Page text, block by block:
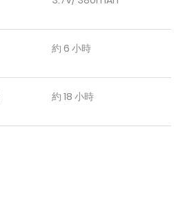
約 6 小時
約 18 小時